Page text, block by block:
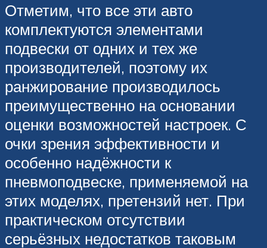
Отметим, что все эти авто
комплектуются элементами
подвески от одних и тех же
производителей, поэтому их
ранжирование производилось
преимущественно на основании
оценки возможностей настроек. С
очки зрения эффективности и
особенно надёжности к
пневмоподвеске, применяемой на
этих моделях, претензий нет. При
практическом отсутствии
серьёзных недостатков таковым